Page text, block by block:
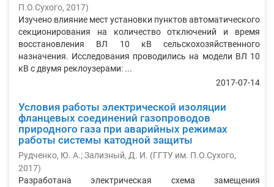
П.О.Сухого, 2017)
Изучено влияние мест установки пунктов автоматического
секционирования на количество отключений и время
восстановления ВЛ 10 кВ сельскохозяйственного
назначения. Исследования проводились на модели ВЛ 10
кВ с двумя реклоузерами: ...
2017-07-14
Условия работы электрической изоляции
фланцевых соединений газопроводов
природного газа при аварийных режимах
работы системы катодной защиты
Рудченко, Ю. А.;Зализный, Д. И. (ГГТУ им. П.О.Сухого,
2017)
Разработана электрическая схема замещения